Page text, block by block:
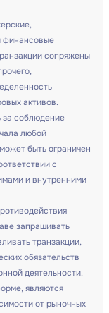
финансовые
сопряжены
активов.
за соблюдение
любой
быть ограничен
с
и внутренними
запрашивать
транзакции,
обязательств
деятельности.
являются
от рыночных